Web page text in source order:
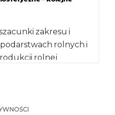
zakresu i
rolnych i
rolnej